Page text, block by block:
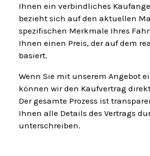
Ihnen ein verbindliches
bezieht sich auf den aktuellen
spezifischen Merkmale Ihres
Ihnen einen Preis, der auf dem
basiert.
Wenn Sie mit unserem Angebot
können wir den Kaufvertrag
Der gesamte Prozess ist
Ihnen alle Details des Vertrags
unterschreiben.